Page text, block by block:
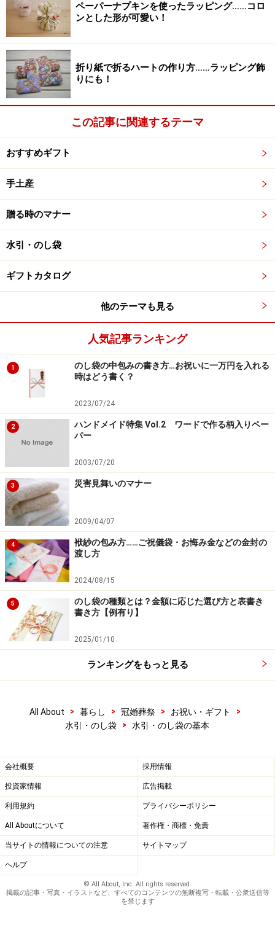
弔事用の水引
水引が印刷されたタイプ
弔事の水引の形は、仏式・葬式・法要ともに、当然一度
切りのものであることを表す結び切りのみとなります。
神式の葬式・法要も仏教に準じますが、のし袋は菊や蓮
のものを用意しておくのが無難。キリスト教では水引は
なく、袋に十字架やゆりの花が印刷された専用の不祝儀
お見舞いの水引
地味にするのが基本
お見舞いの場合は、地味にすることが基本。病気見舞い
には、袋の左側に赤い線が入った見舞い専用のものが一
般的ですが、のしなしの祝儀袋で、紅白の結び切りの水
引のものは許されています。目下の方であれば白封筒で
も構いません。災害見舞いは、白封筒のみに限られてい
ます。
写真協力：マルアイ
※記事内容は執筆時点のものです。最新の内容をご確認くださ
い。
ペーパーナプキンを使ったラッピング……コロ
ンとした形が可愛い！
折り紙で折るハートの作り方……ラッピング飾
りにも！
この記事に関連するテーマ
おすすめギフト
手土産
贈る時のマナー
水引・のし袋
ギフトカタログ
他のテーマも見る
人気記事ランキング
1
のし袋の中包みの書き方…お祝いに一万円を入れる
時はどう書く？
2023/07/24
2
ハンドメイド特集 Vol.2 ワードで作る柄入りペー
パー
2003/07/20
3 災害見舞いのマナー
2009/04/07
4
袱紗の包み方……ご祝儀袋・お悔み金などの金封の
渡し方
2024/08/15
5
のし袋の種類とは？金額に応じた選び方と表書き
書き方【例有り】
2025/01/10
ランキングをもっと見る
All About > 暮らし > 冠婚葬祭 > お祝い・ギフト
>
水引・のし袋
> 水引・のし袋の基本
会社概要 採用情報
投資家情報 広告掲載
利用規約 プライバシーポリシー
All Aboutについて 著作権・商標・免責
当サイトの情報についての注意 サイトマップ
ヘルプ
© All About, Inc. All rights reserved.
掲載の記事・写真・イラストなど、すべてのコンテンツの無断複写・転載・公衆送信等
を禁じます